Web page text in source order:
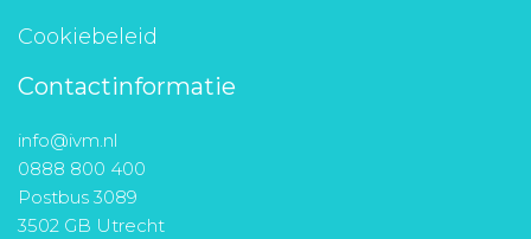
Cookiebeleid
Contactinformatie
info@ivm.nl
0888 800 400
Postbus 3089
3502 GB Utrecht